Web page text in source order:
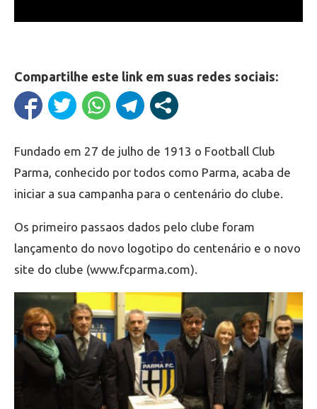
Compartilhe este link em suas redes sociais:
Fundado em 27 de julho de 1913 o Football Club
Parma, conhecido por todos como Parma, acaba de
iniciar a sua campanha para o centenário do clube.
Os primeiro passaos dados pelo clube foram
lançamento do novo logotipo do centenário e o novo
site do clube (www.fcparma.com).